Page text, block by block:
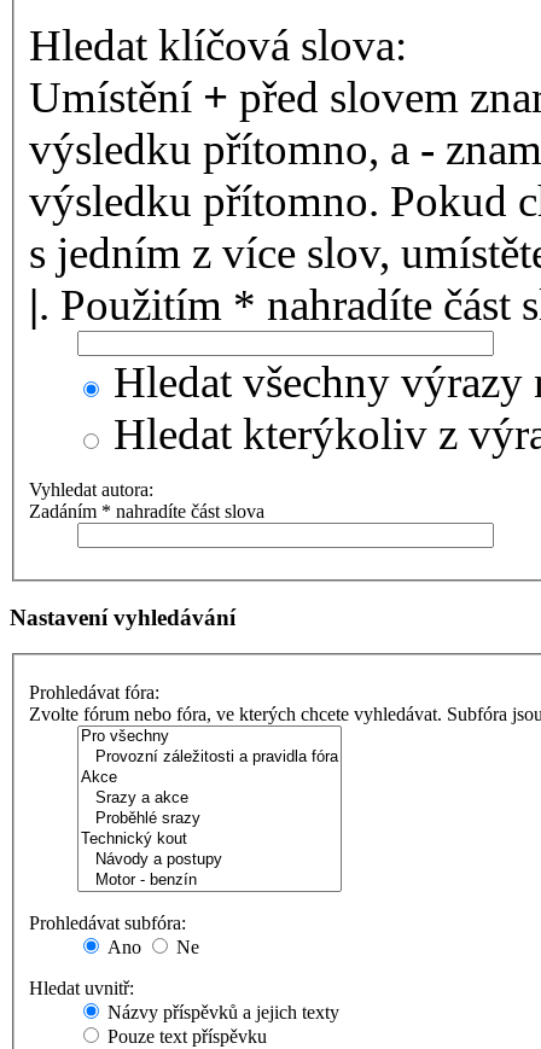
Hledat klíčová slova:
Umístění + před slovem
výsledku přítomno, a -
výsledku přítomno. Pokud
s jedním z více slov,
|. Použitím * nahradíte část
Hledat všechny výrazy
Hledat kterýkoliv z
Vyhledat autora:
Zadáním * nahradíte část slova
Nastavení vyhledávání
Prohledávat fóra:
Zvolte fórum nebo fóra, ve kterých chcete vyhledávat. Subfóra
Prohledávat subfóra:
Ano
Ne
Hledat uvnitř:
Názvy příspěvků a jejich texty
Pouze text příspěvku